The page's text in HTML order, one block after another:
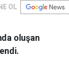
OL
oluşan